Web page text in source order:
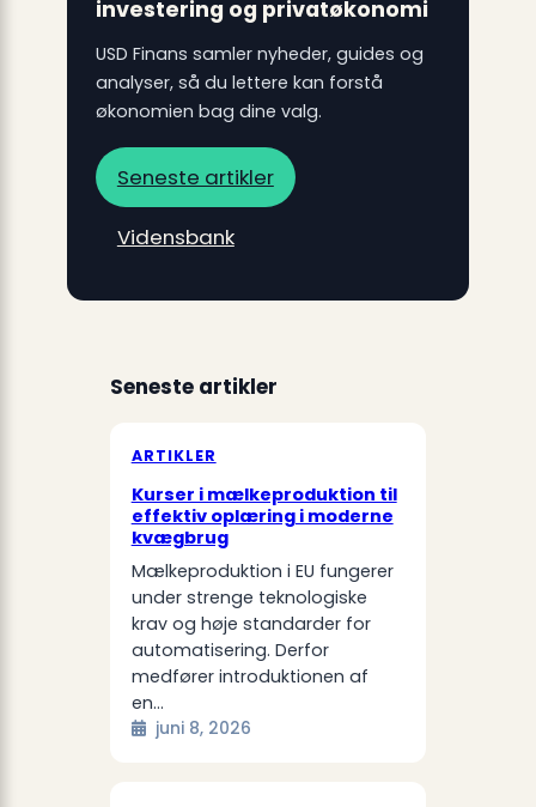
investering og privatøkonomi
USD Finans samler nyheder, guides og
analyser, så du lettere kan forstå
økonomien bag dine valg.
Seneste artikler
Vidensbank
Seneste artikler
ARTIKLER
Kurser i mælkeproduktion til
effektiv oplæring i moderne
kvægbrug
Mælkeproduktion i EU fungerer
under strenge teknologiske
krav og høje standarder for
automatisering. Derfor
medfører introduktionen af
en…
juni 8, 2026